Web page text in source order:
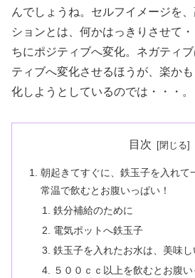
んでしょうね。セルフイメージを
ションとは、何かはっきりさせて
ちにポジティブへ変化。ネガティ
ティブへ変化させるほうが、楽か
化しようとしているのでは・・・。
目次
朝起きてすぐに、鉄玉子を入れて
常温で飲むとお腹いっぱい！
鉄分補給のために
電気ポットへ鉄玉子
鉄玉子を入れたお水は、美味し
５００ｃｃ以上を飲むとお腹